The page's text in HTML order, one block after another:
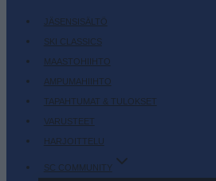
JÄSENSISÄLTÖ
SKI CLASSICS
MAASTOHIIHTO
AMPUMAHIIHTO
TAPAHTUMAT & TULOKSET
VARUSTEET
HARJOITTELU
SC COMMUNITY